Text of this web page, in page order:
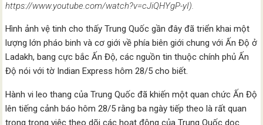
https://www.youtube.com/watch?v=cJiQHYgP-yI).
Hình ảnh vệ tinh cho thấy Trung Quốc gần đây đã triển khai một
lượng lớn pháo binh và cơ giới về phía biên giới chung với Ấn Độ ở
Ladakh, bang cực bắc Ấn Độ, các nguồn tin thuộc chính phủ Ấn
Độ nói với tờ Indian Express hôm 28/5 cho biết.
Hành vi leo thang của Trung Quốc đã khiến một quan chức Ấn Độ
lên tiếng cảnh báo hôm 28/5 rằng ba ngày tiếp theo là rất quan
trọng trong việc theo dõi các hoạt động của Trung Quốc dọc